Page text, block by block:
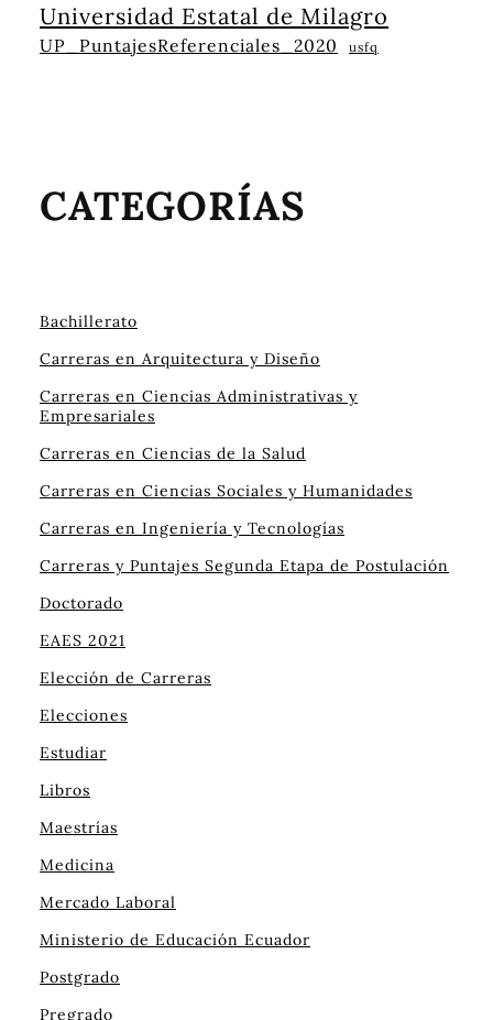
Universidad Estatal de Milagro
UP_PuntajesReferenciales_2020 usfq
CATEGORÍAS
Bachillerato
Carreras en Arquitectura y Diseño
Carreras en Ciencias Administrativas y
Empresariales
Carreras en Ciencias de la Salud
Carreras en Ciencias Sociales y Humanidades
Carreras en Ingeniería y Tecnologías
Carreras y Puntajes Segunda Etapa de Postulación
Doctorado
EAES 2021
Elección de Carreras
Elecciones
Estudiar
Libros
Maestrías
Medicina
Mercado Laboral
Ministerio de Educación Ecuador
Postgrado
Pregrado